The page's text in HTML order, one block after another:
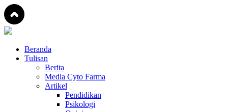
Beranda
Tulisan
Berita
Media Cyto Farma
Artikel
Pendidikan
Psikologi